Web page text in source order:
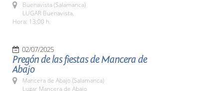
Buenavista (Salamanca)
LUGAR Buenavista.
Hora: 13:00 h.
02/07/2025
Pregón de las fiestas de Mancera de
Abajo
Mancera de Abajo (Salamanca)
Lugar Mancera de Abajo